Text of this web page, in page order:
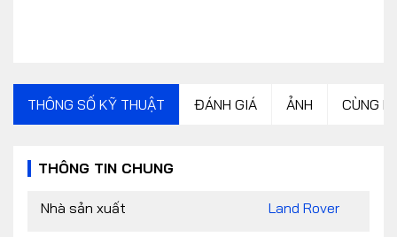
THÔNG SỐ KỸ THUẬT ĐÁNH GIÁ ẢNH CÙNG
THÔNG TIN CHUNG
Nhà sản xuất Land Rover